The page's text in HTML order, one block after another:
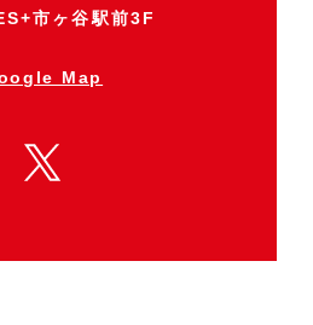
市ヶ谷駅前3F
Map